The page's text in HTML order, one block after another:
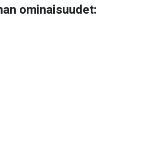
ominaisuudet: